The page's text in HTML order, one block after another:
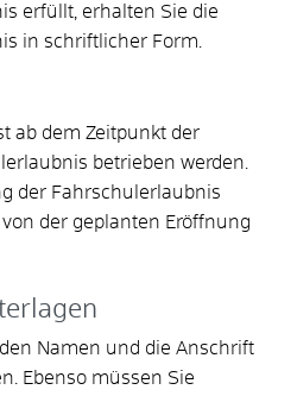
erfüllt, erhalten Sie die
in schriftlicher Form.
ab dem Zeitpunkt der
betrieben werden.
der Fahrschulerlaubnis
der geplanten Eröffnung
Namen und die Anschrift
Ebenso müssen Sie